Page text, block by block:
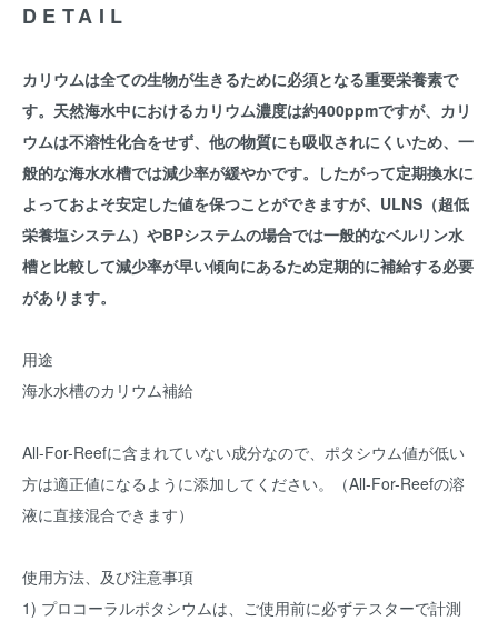
DETAIL
カリウムは全ての生物が生きるために必須となる重要栄養素で
す。天然海水中におけるカリウム濃度は約400ppmですが、カリ
ウムは不溶性化合をせず、他の物質にも吸収されにくいため、一
般的な海水水槽では減少率が緩やかです。したがって定期換水に
よっておよそ安定した値を保つことができますが、ULNS（超低
栄養塩システム）やBPシステムの場合では一般的なベルリン水
槽と比較して減少率が早い傾向にあるため定期的に補給する必要
があります。
用途
海水水槽のカリウム補給
All-For-Reefに含まれていない成分なので、ポタシウム値が低い
方は適正値になるように添加してください。（All-For-Reefの溶
液に直接混合できます）
使用方法、及び注意事項
1) プロコーラルポタシウムは、ご使用前に必ずテスターで計測